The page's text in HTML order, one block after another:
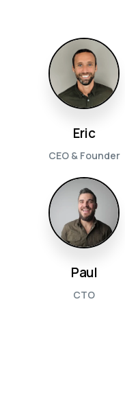
Eric
CEO & Founder
Paul
CTO